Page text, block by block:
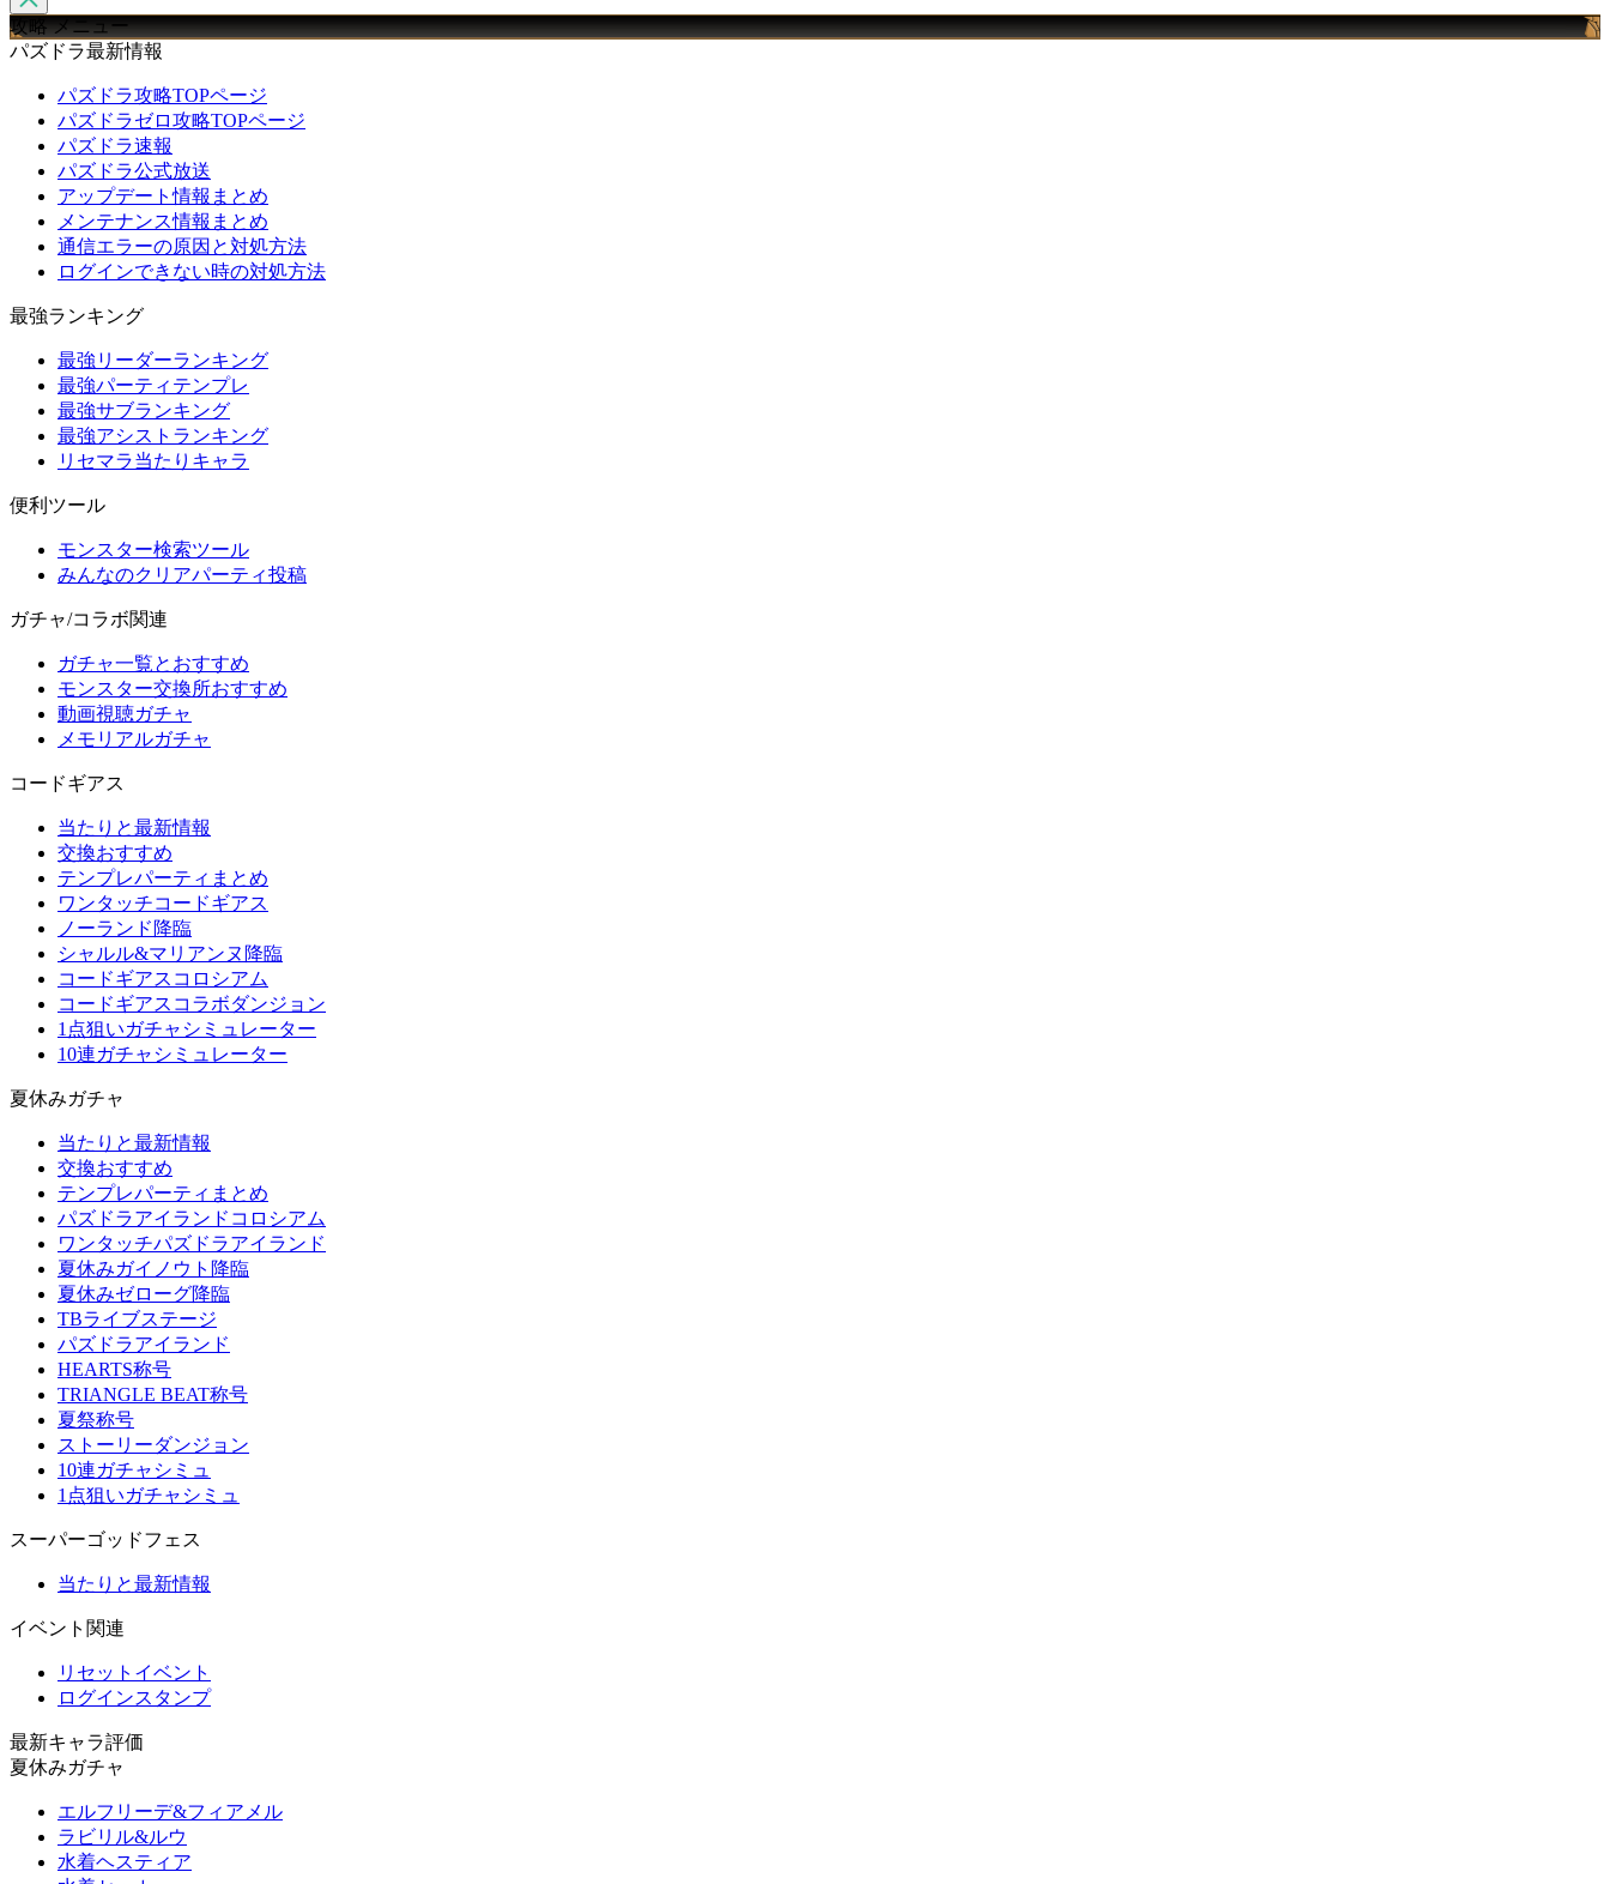
攻略 メニュー
パズドラ最新情報
パズドラ攻略TOPページ
パズドラゼロ攻略TOPページ
パズドラ速報
パズドラ公式放送
アップデート情報まとめ
メンテナンス情報まとめ
通信エラーの原因と対処方法
ログインできない時の対処方法
最強ランキング
最強リーダーランキング
最強パーティテンプレ
最強サブランキング
最強アシストランキング
リセマラ当たりキャラ
便利ツール
モンスター検索ツール
みんなのクリアパーティ投稿
ガチャ/コラボ関連
ガチャ一覧とおすすめ
モンスター交換所おすすめ
動画視聴ガチャ
メモリアルガチャ
コードギアス
当たりと最新情報
交換おすすめ
テンプレパーティまとめ
ワンタッチコードギアス
ノーランド降臨
シャルル&マリアンヌ降臨
コードギアスコロシアム
コードギアスコラボダンジョン
1点狙いガチャシミュレーター
10連ガチャシミュレーター
夏休みガチャ
当たりと最新情報
交換おすすめ
テンプレパーティまとめ
パズドラアイランドコロシアム
ワンタッチパズドラアイランド
夏休みガイノウト降臨
夏休みゼローグ降臨
TBライブステージ
パズドラアイランド
HEARTS称号
TRIANGLE BEAT称号
夏祭称号
ストーリーダンジョン
10連ガチャシミュ
1点狙いガチャシミュ
スーパーゴッドフェス
当たりと最新情報
イベント関連
リセットイベント
ログインスタンプ
最新キャラ評価
夏休みガチャ
エルフリーデ&フィアメル
ラビリル&ルウ
水着ヘスティア